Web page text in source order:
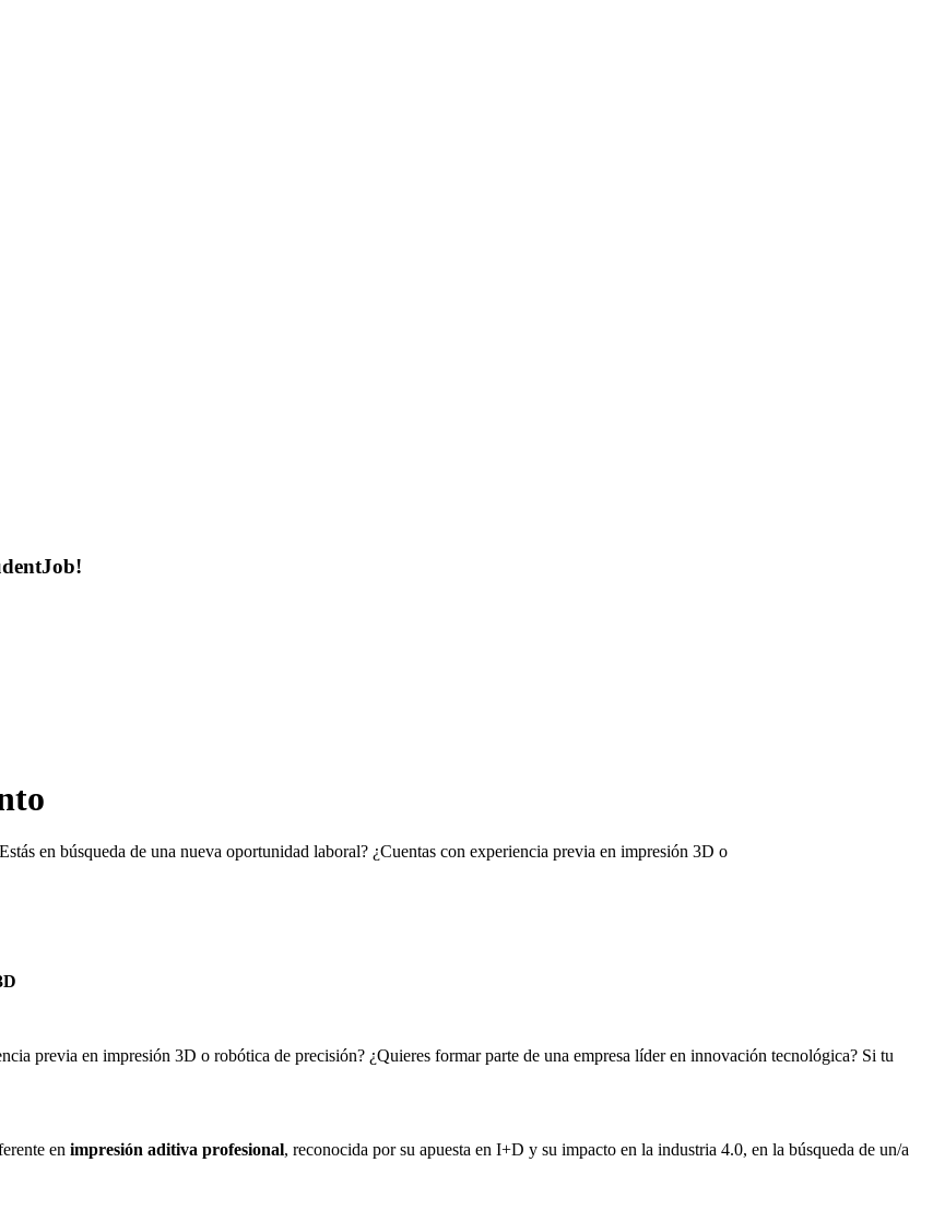
búsqueda de una nueva oportunidad laboral? ¿Cuentas con experiencia previa en impresión 3D o
previa en impresión 3D o robótica de precisión? ¿Quieres formar parte de una empresa líder en innovación tecnológica? Si tu
en impresión aditiva profesional, reconocida por su apuesta en I+D y su impacto en la industria 4.0, en la búsqueda de un/a